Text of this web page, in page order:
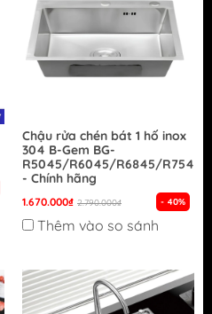
Chậu rửa chén bát 1 hố inox
304 B-Gem BG-
R5045/R6045/R6845/R7545/
- Chính hãng
1.670.000₫ 2.790.000₫ - 40%
Thêm vào so sánh